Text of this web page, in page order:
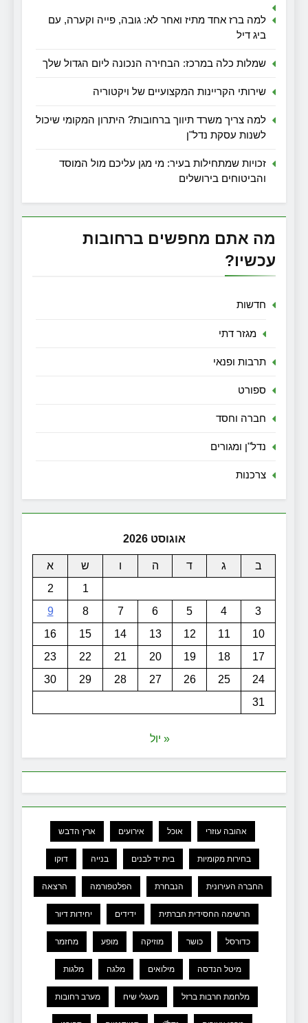
למה ברז אחד מתיז ואחר לא: גובה, פייה וקערה, עם
ביג דיל
שמלות כלה במרכז: הבחירה הנכונה ליום הגדול שלך
שירותי הקריינות המקצועיים של ויקטוריה
למה צריך משרד תיווך ברחובות? היתרון המקומי שיכול
לשנות עסקת נדל"ן
זכויות שמתחילות בעיר: מי מגן עליכם מול המוסד
והביטוחים בירושלים
מה אתם מחפשים ברחובות
עכשיו?
חדשות
מגזר דתי
תרבות ופנאי
ספורט
חברה וחסד
נדל"ן ומגורים
צרכנות
אוגוסט 2026
ב ג ד ה ו ש
א
1
2
3
4
5
6
7
8
9
10
11
12
13
14
15
16
17
18
19
20
21
22
23
24
25
26
27
28
29
30
31
« יול
אהובה עוזרי אוכל אירועים ארץ הדבש
בחירות מקומיות בית יד לבנים בנייה דוקו
החברה העירונית הנבחרת הפלטפורמה הרצאה
הרשימה החסידית חברתית ידידים יחידות דיור
כדורסל כושר מוזיקה מופע מחזמר
מיטל הנדסה מילואים מלגה מלגות
מלחמת חרבות ברזל מעגלי שיח מערב רחובות